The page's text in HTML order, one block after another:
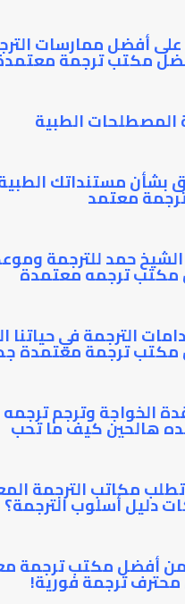
أفضل ممارسات
مكتب ترجمة
المصطلحات الطبية
بشأن مستنداتك
معتمد
الشيخ حمد للترجمة
ترجمه معتمدة
الترجمة في حياتنا
ترجمة معتمدة
الخواجة وترجم ترجمه
هالحين كيف ما تحب
تطلب مكاتب الترجمة
دليل أسلوب الترجمة؟
أفضل مكتب ترجمة
ترجمة فورية!